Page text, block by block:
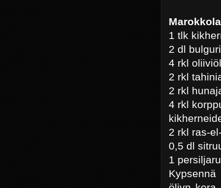
1 tlk
2 dl
4 rkl
2 rkl
2 rkl
4 rkl
2 rkl ras-
0,5 dl
1